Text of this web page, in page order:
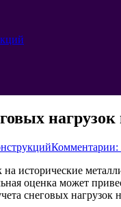
Комментарии:
на исторические
оценка может
снеговых